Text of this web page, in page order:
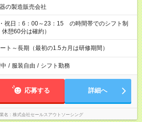
の製造販売会社
祝日：6：00～23：15 の時間帯でのシフト制
憩60分は確約）
ト～長期（最初の1.5カ月は研修期間）
/ 服装自由 / シフト勤務
応募する 詳細へ
名 株式会社セールスアウトソーシング